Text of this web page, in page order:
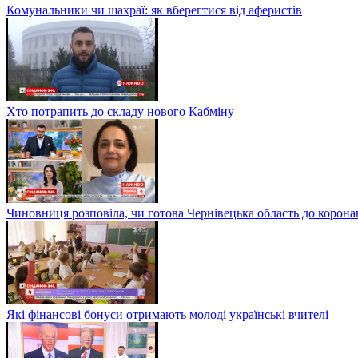
Комунальники чи шахраї: як вберегтися від аферистів
Хто потрапить до складу нового Кабміну
Чиновниця розповіла, чи готова Чернівецька область до
Які фінансові бонуси отримають молоді українські вчителі